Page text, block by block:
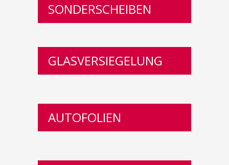
SONDERSCHEIBEN
GLASVERSIEGELUNG
AUTOFOLIEN